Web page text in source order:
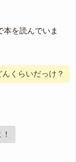
を読んでいま
くらいだっけ？